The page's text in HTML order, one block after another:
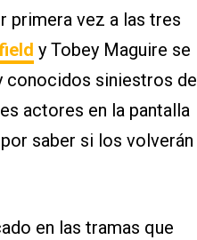
primera vez a las tres
y Tobey Maguire se
conocidos siniestros de
actores en la pantalla
saber si los volverán
en las tramas que